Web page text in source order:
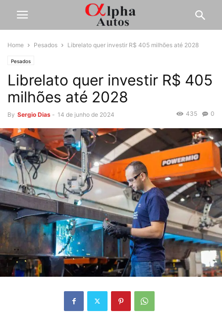
Home Pesados Librelato quer investir R$ 405 milhões até 2028
Pesados
Librelato quer investir R$ 405
milhões até 2028
By Sergio Dias - 14 de junho de 2024 0
435